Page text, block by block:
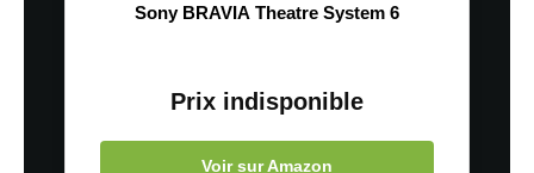
Sony BRAVIA Theatre System 6
Prix indisponible
Voir sur Amazon